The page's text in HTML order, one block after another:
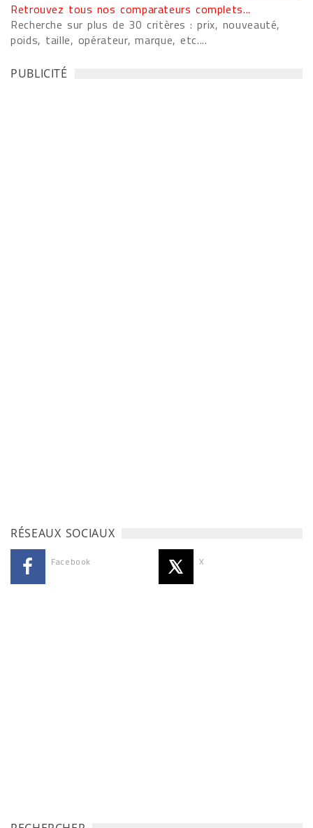
Retrouvez tous nos comparateurs complets...
Recherche sur plus de 30 critères : prix, nouveauté,
poids, taille, opérateur, marque, etc....
PUBLICITÉ
RÉSEAUX SOCIAUX
Facebook X